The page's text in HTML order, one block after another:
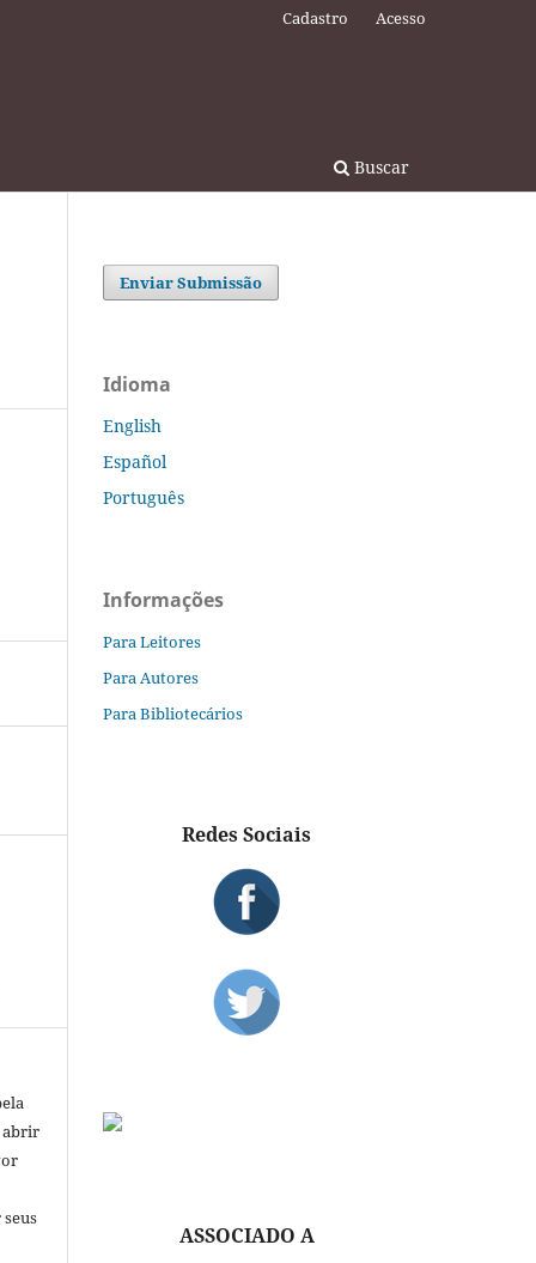
Buscar
Cadastro Acesso
abrir
Enviar Submissão
Idioma
English
Español
Português
Informações
Para Leitores
Para Autores
Para Bibliotecários
Redes Sociais
ASSOCIADO A